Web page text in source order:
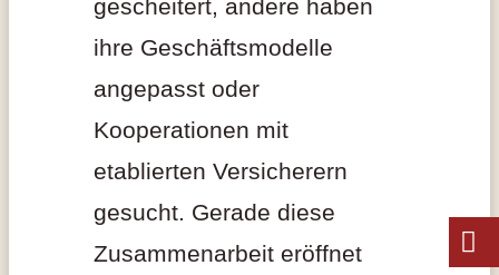
gescheitert, andere haben
ihre Geschäftsmodelle
angepasst oder
Kooperationen mit
etablierten Versicherern
gesucht. Gerade diese
Zusammenarbeit eröffnet